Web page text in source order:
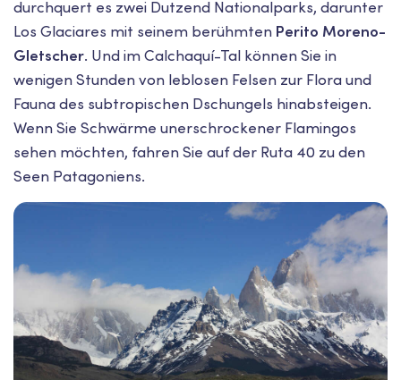
durchquert es zwei Dutzend Nationalparks, darunter
Los Glaciares mit seinem berühmten Perito Moreno-
Gletscher. Und im Calchaquí-Tal können Sie in
wenigen Stunden von leblosen Felsen zur Flora und
Fauna des subtropischen Dschungels hinabsteigen.
Wenn Sie Schwärme unerschrockener Flamingos
sehen möchten, fahren Sie auf der Ruta 40 zu den
Seen Patagoniens.